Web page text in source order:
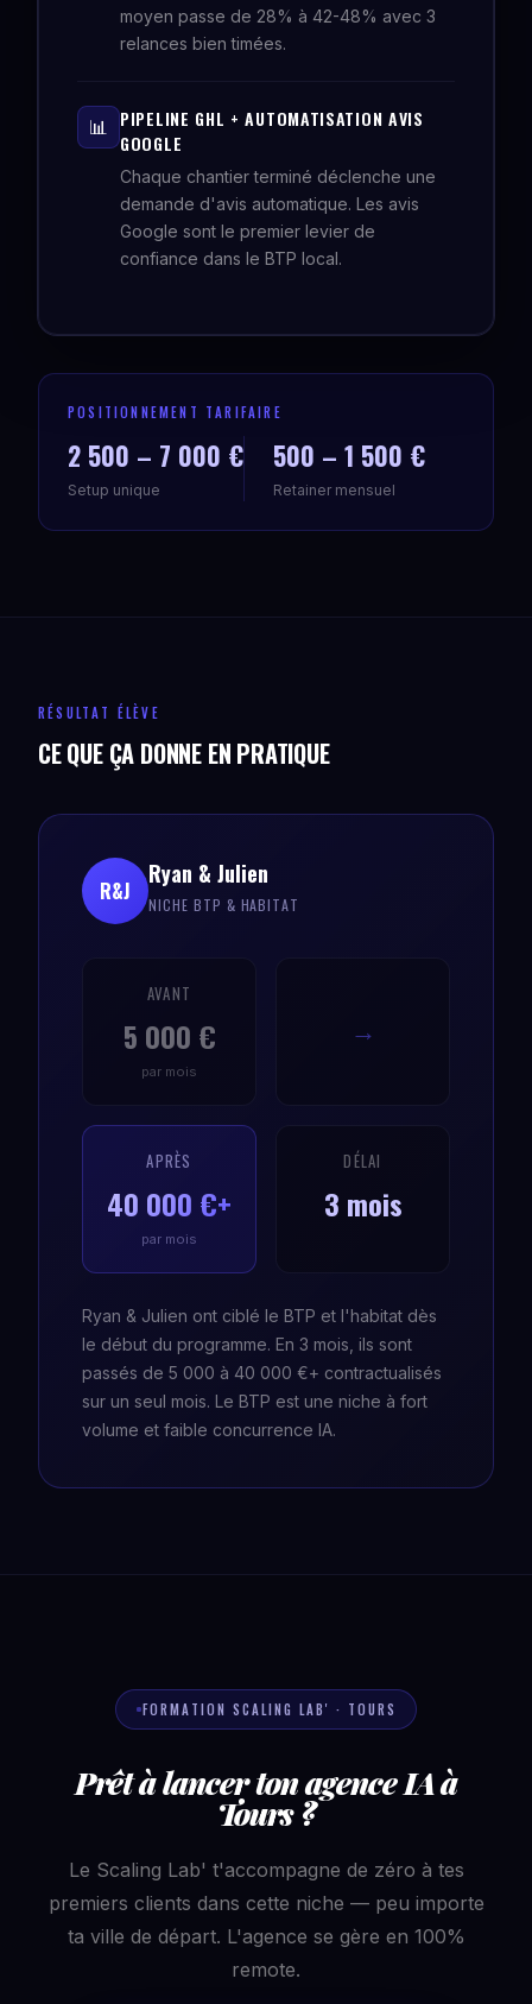
moyen passe de 28% à 42-48% avec 3
relances bien timées.
📊 PIPELINE GHL + AUTOMATISATION AVIS
GOOGLE
Chaque chantier terminé déclenche une
demande d'avis automatique. Les avis
Google sont le premier levier de
confiance dans le BTP local.
POSITIONNEMENT TARIFAIRE
2 500 – 7 000 €
Setup unique
500 – 1 500 €
Retainer mensuel
RÉSULTAT ÉLÈVE
CE QUE ÇA DONNE EN PRATIQUE
R&J
Ryan & Julien
NICHE BTP & HABITAT
AVANT
5 000 €
par mois
→
APRÈS
40 000 €+
par mois
DÉLAI
3 mois
Ryan & Julien ont ciblé le BTP et l'habitat dès
le début du programme. En 3 mois, ils sont
passés de 5 000 à 40 000 €+ contractualisés
sur un seul mois. Le BTP est une niche à fort
volume et faible concurrence IA.
FORMATION SCALING LAB' · TOURS
Prêt à lancer ton agence IA à
Tours ?
Le Scaling Lab' t'accompagne de zéro à tes
premiers clients dans cette niche — peu importe
ta ville de départ. L'agence se gère en 100%
remote.